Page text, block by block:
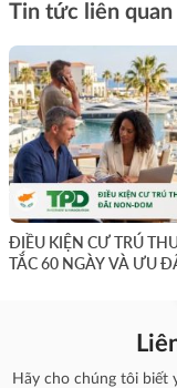
Tin tức liên quan
ĐIỀU KIỆN CƯ TRÚ
TẮC 60 NGÀY VÀ ƯU
Hãy cho chúng tôi biết